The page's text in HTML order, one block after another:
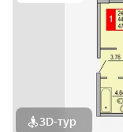
3D-тур